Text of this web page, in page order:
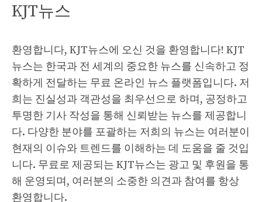
KJT뉴스
환영합니다, KJT뉴스에 오신 것을 환영합니다! KJT
뉴스는 한국과 전 세계의 중요한 뉴스를 신속하고 정
확하게 전달하는 무료 온라인 뉴스 플랫폼입니다. 저
희는 진실성과 객관성을 최우선으로 하며, 공정하고
투명한 기사 작성을 통해 신뢰받는 뉴스를 제공합니
다. 다양한 분야를 포괄하는 저희의 뉴스는 여러분이
현재의 이슈와 트렌드를 이해하는 데 도움을 줄 것입
니다. 무료로 제공되는 KJT뉴스는 광고 및 후원을 통
해 운영되며, 여러분의 소중한 의견과 참여를 항상
환영합니다.